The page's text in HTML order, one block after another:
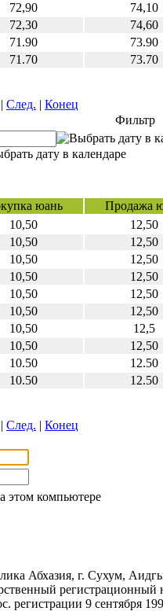
72,90
74,10
72,30
74,60
71.90
73.90
71.70 73.70
| След. | Конец
Фильтр
юань
Продажа
10,50
12,50
10,50
12,50
10,50
12,50
10,50
12,50
10,50
12,50
10,50
12,50
10,50
12,5
10,50
12,50
10.50
12.50
10.50 12.50
| След. | Конец
этом компьютере
Абхазия, г. Сухум,
регистрационный
регистрации 9 сентября